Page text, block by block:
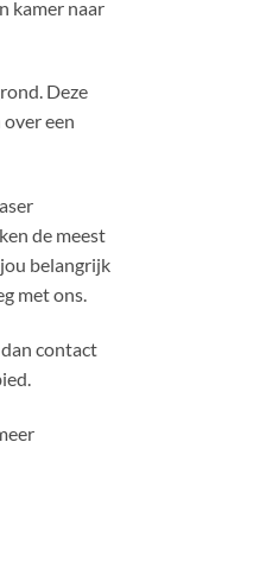
kamer naar
Deze
een
de meest
belangrijk
met ons.
contact